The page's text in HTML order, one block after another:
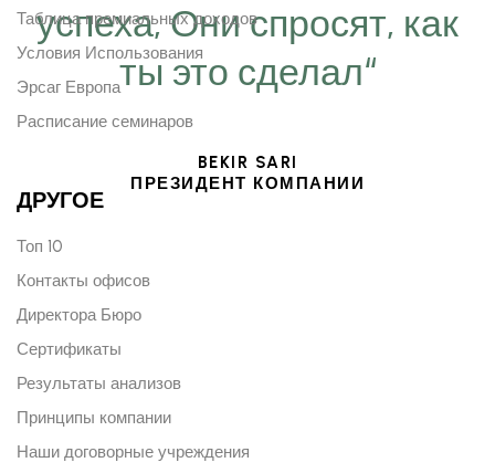
успеха, Они спросят, как
ты это сделал“
BEKIR SARI
ПРЕЗИДЕНТ КОМПАНИИ
Таблица премиальных доходов
Условия Использования
Эрсаг Европа
Расписание семинаров
ДРУГОЕ
Топ 10
Контакты офисов
Директора Бюро
Сертификаты
Результаты анализов
Принципы компании
Наши договорные учреждения